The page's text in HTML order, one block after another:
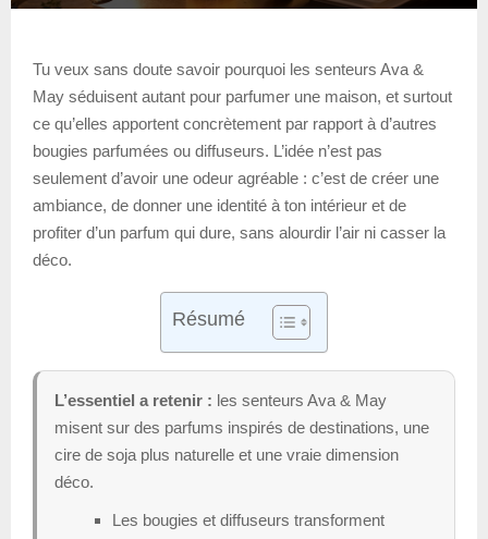
Tu veux sans doute savoir pourquoi les senteurs Ava &
May séduisent autant pour parfumer une maison, et surtout
ce qu’elles apportent concrètement par rapport à d’autres
bougies parfumées ou diffuseurs. L’idée n’est pas
seulement d’avoir une odeur agréable : c’est de créer une
ambiance, de donner une identité à ton intérieur et de
profiter d’un parfum qui dure, sans alourdir l’air ni casser la
déco.
Résumé
L’essentiel a retenir : les senteurs Ava & May
misent sur des parfums inspirés de destinations, une
cire de soja plus naturelle et une vraie dimension
déco.
Les bougies et diffuseurs transforment